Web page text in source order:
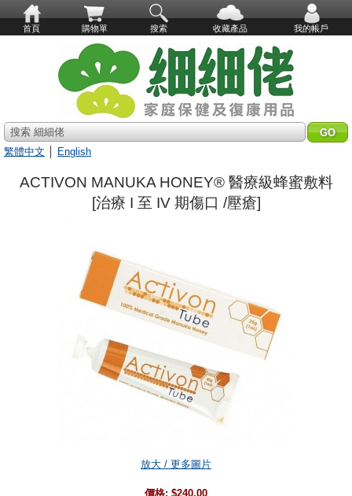
首頁 購物單 搜索 收藏產品 我的帳戶
搜索 細細佬
繁體中文
English
ACTIVON MANUKA HONEY® 醫療級蜂蜜敷料
[治療 I 至 IV 期傷口 /壓瘡]
放大 / 更多圖片
價格: $240.00